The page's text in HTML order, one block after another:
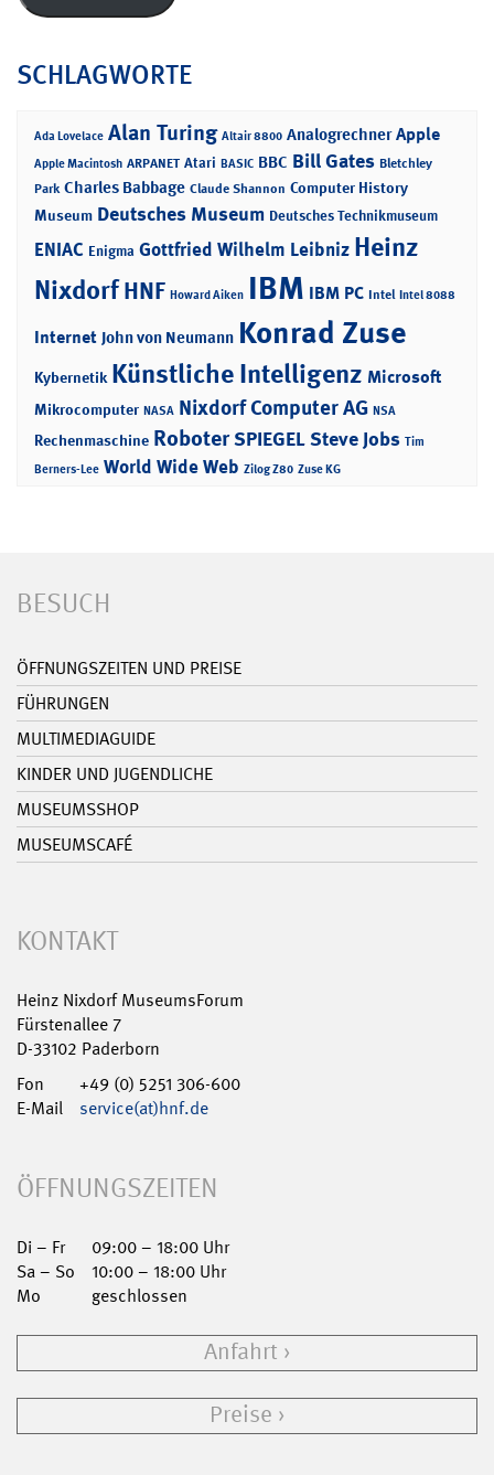
SCHLAGWORTE
Ada Lovelace Alan Turing Altair 8800 Analogrechner Apple
Apple Macintosh ARPANET Atari BASIC BBC Bill Gates Bletchley
Park Charles Babbage Claude Shannon Computer History
Museum Deutsches Museum Deutsches Technikmuseum
ENIAC Enigma Gottfried Wilhelm Leibniz Heinz
NixdorfHNF Howard Aiken IBM IBM PC Intel Intel 8088
Internet John von Neumann Konrad Zuse
Kybernetik Künstliche Intelligenz Microsoft
Mikrocomputer NASA Nixdorf Computer AG NSA
Rechenmaschine RoboterSPIEGELSteve Jobs Tim
Berners-Lee World Wide Web Zilog Z80 Zuse KG
BESUCH
ÖFFNUNGSZEITEN UND PREISE
FÜHRUNGEN
MULTIMEDIAGUIDE
KINDER UND JUGENDLICHE
MUSEUMSSHOP
MUSEUMSCAFÉ
KONTAKT
Heinz Nixdorf MuseumsForum
Fürstenallee 7
D-33102 Paderborn
Fon
+49 (0) 5251 306-600
E-Mail
service(at)hnf.de
ÖFFNUNGSZEITEN
Di – Fr
09:00 – 18:00 Uhr
Sa – So
10:00 – 18:00 Uhr
Mo
geschlossen
Anfahrt
Preise